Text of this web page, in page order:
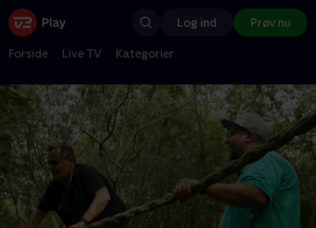
Log ind Prøv nu
Forside Live TV Kategorier